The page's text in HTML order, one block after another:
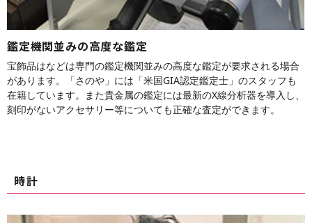
鑑定機関並みの高度な鑑定
宝飾品はなどは専門の鑑定機関並みの高度な鑑定が要求される場合
があります。「さのや」には「米国GIA認定鑑定士」のスタッフも
在籍しています。また貴金属の鑑定には最新のX線分析器を導入し、
刻印がないアクセサリー等についても正確な査定ができます。
時計